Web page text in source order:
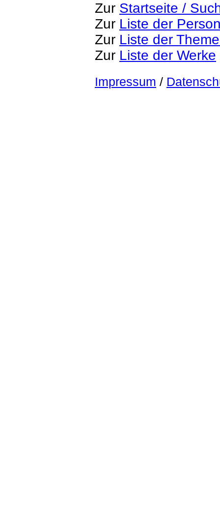
Zur Startseite /
Zur Liste der
Zur Liste der
Zur Liste der Werke
Impressum /